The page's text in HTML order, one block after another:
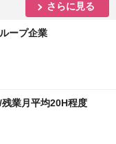
さらに見る
ープ企業
残業月平均20H程度